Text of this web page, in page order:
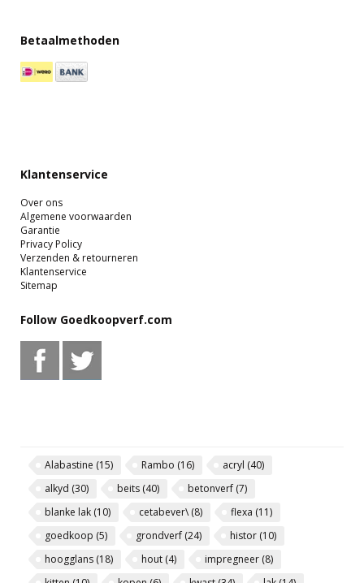
Betaalmethoden
Klantenservice
Over ons
Algemene voorwaarden
Garantie
Privacy Policy
Verzenden & retourneren
Klantenservice
Sitemap
Follow Goedkoopverf.com
Alabastine (15) Rambo (16) acryl (40)
alkyd (30) beits (40) betonverf (7)
blanke lak (10) cetabever\(8) flexa (11)
goedkoop (5) grondverf (24) histor (10)
hoogglans (18) hout (4) impregneer (8)